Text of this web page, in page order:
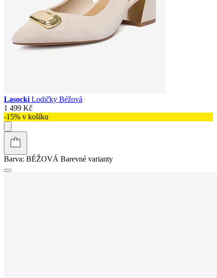
Lasocki Lodičky Béžová
1 499 Kč
-15% v košíku
Barva: BÉŽOVÁ Barevné varianty